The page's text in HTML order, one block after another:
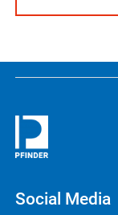
Social Media